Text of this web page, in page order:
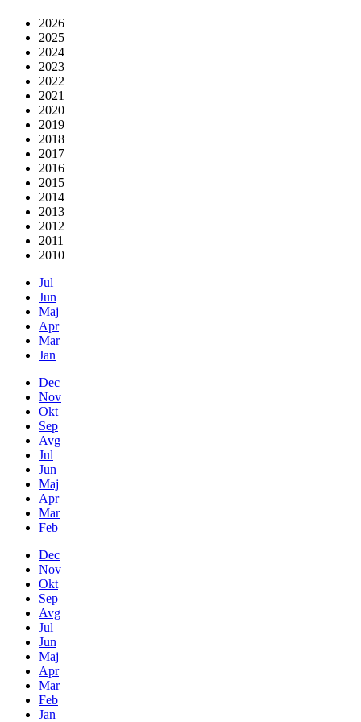
2026
2025
2024
2023
2022
2021
2020
2019
2018
2017
2016
2015
2014
2013
2012
2011
2010
Jul
Jun
Maj
Apr
Mar
Jan
Dec
Nov
Okt
Sep
Avg
Jul
Jun
Maj
Apr
Mar
Feb
Dec
Nov
Okt
Sep
Avg
Jul
Jun
Maj
Apr
Mar
Feb
Jan